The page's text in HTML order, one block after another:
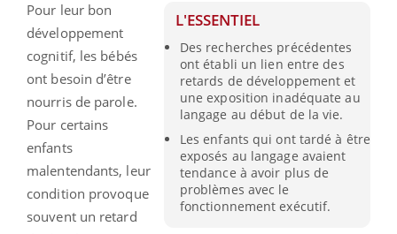
L'ESSENTIEL
Des recherches précédentes
ont établi un lien entre des
retards de développement et
une exposition inadéquate au
langage au début de la vie.
Les enfants qui ont tardé à être
exposés au langage avaient
tendance à avoir plus de
problèmes avec le
fonctionnement exécutif.
Pour leur bon
développement
cognitif, les bébés
ont besoin d’être
nourris de parole.
Pour certains
enfants
malentendants, leur
condition provoque
souvent un retard